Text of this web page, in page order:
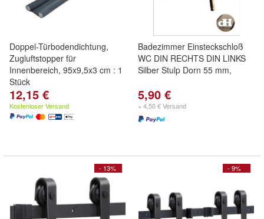
Doppel-Türbodendichtung,
Zugluftstopper für
Innenbereich, 95x9,5x3 cm : 1
Stück
12,15 €
Kostenloser Versand
Badezimmer Einsteckschloß
WC DIN RECHTS DIN LINKS
Silber Stulp Dorn 55 mm,
5,90 €
+ 4,50 € Versand
- 13% - 9%